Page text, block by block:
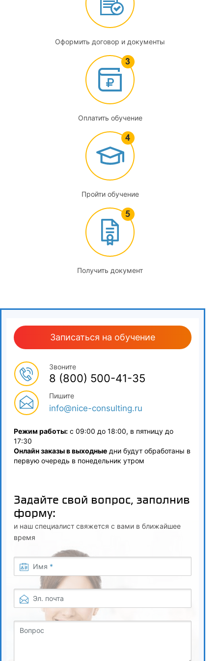
3.3
Системы автоматизированного проектирования,
применяемые при выполнении работ
Организационные мероприятия, обеспечивающие
качество выполнения работ
4.2
Управления качеством при строительстве повышенного
уровня ответственности
4.3
5
Особенности проектирования
5.1
Управления проектами
5.3
Изучение нормативной документации
Экономика строительства, ценообразование и сметное
Ценообразование в строительстве
Методы определения сметной стоимости строительства
Порядок заключения договоров генеральным
работ
7
Взаимодействие государственных ведомств и
генерального проектировщика
Оформить договор и документы
Оплатить обучение
Пройти обучение
Получить документ
Записаться на обучение
Звоните
8 (800) 500-41-35
Пишите
info@nice-consulting.ru
Режим работы: с 09:00 до 18:00, в пятницу до
17:30
Онлайн заказы в выходные дни будут обработаны в
первую очередь в понедельник утром
Задайте свой вопрос, заполнив
форму:
и наш специалист свяжется с вами в ближайшее
время
Имя *
Эл. почта
Вопрос